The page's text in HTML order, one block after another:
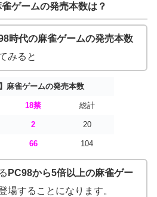
ゲームの発売本数は？
時代の麻雀ゲームの発売本数
みると
麻雀ゲームの発売本数
18禁 総計
2 20
66 104
PC98から5倍以上の麻雀ゲー
場することになります。